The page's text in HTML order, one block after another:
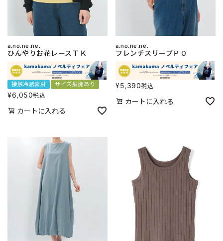
a.no.ne.ne.
ひんやりお花レースＴＫ
接触冷感素材 サイズ展開あり
¥6,050税込
カートに入れる
a.no.ne.ne.
フレンチスリーブＰＯ
¥5,390税込
カートに入れる